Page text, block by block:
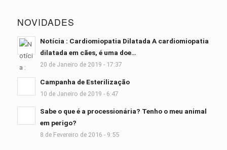
NOVIDADES
Notícia : Cardiomiopatia Dilatada A cardiomiopatia
dilatada em cães, é uma doe…
20 de Janeiro de 2019 - 17:37
Campanha de Esterilização
10 de Janeiro de 2019 - 6:47
Sabe o que é a processionária? Tenho o meu animal
em perigo?
8 de Fevereiro de 2016 - 9:55